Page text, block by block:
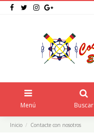
Menú Buscar
Inicio Contacte con nosotros